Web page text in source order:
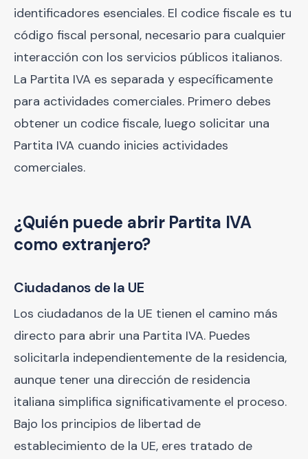
identificadores esenciales. El codice fiscale es tu
código fiscal personal, necesario para cualquier
interacción con los servicios públicos italianos.
La Partita IVA es separada y específicamente
para actividades comerciales. Primero debes
obtener un codice fiscale, luego solicitar una
Partita IVA cuando inicies actividades
comerciales.
¿Quién puede abrir Partita IVA
como extranjero?
Ciudadanos de la UE
Los ciudadanos de la UE tienen el camino más
directo para abrir una Partita IVA. Puedes
solicitarla independientemente de la residencia,
aunque tener una dirección de residencia
italiana simplifica significativamente el proceso.
Bajo los principios de libertad de
establecimiento de la UE, eres tratado de